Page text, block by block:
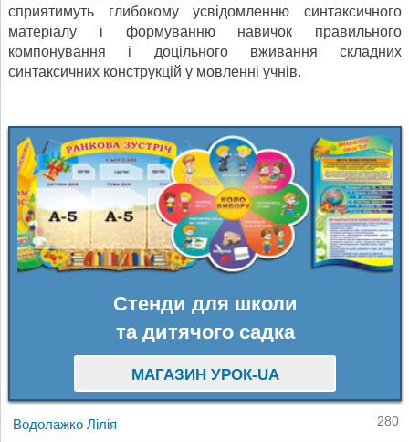
сприятимуть глибокому усвідомленню синтаксичного
матеріалу і формуванню навичок правильного
компонування і доцільного вживання складних
синтаксичних конструкцій у мовленні учнів.
Стенди для школи
та дитячого садка
МАГАЗИН УРОК-UA
Водолажко Лілія 280